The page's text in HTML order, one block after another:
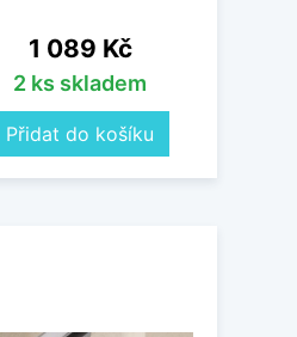
Cena
1 089 Kč
2 ks skladem
Přidat do košíku